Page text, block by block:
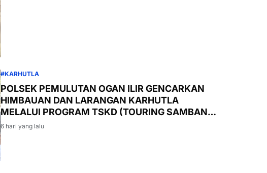
#KARHUTLA
POLSEK PEMULUTAN OGAN ILIR GENCARKAN
HIMBAUAN DAN LARANGAN KARHUTLA
MELALUI PROGRAM TSKD (TOURING SAMBANG
KE DESA-DESA
6 hari yang lalu